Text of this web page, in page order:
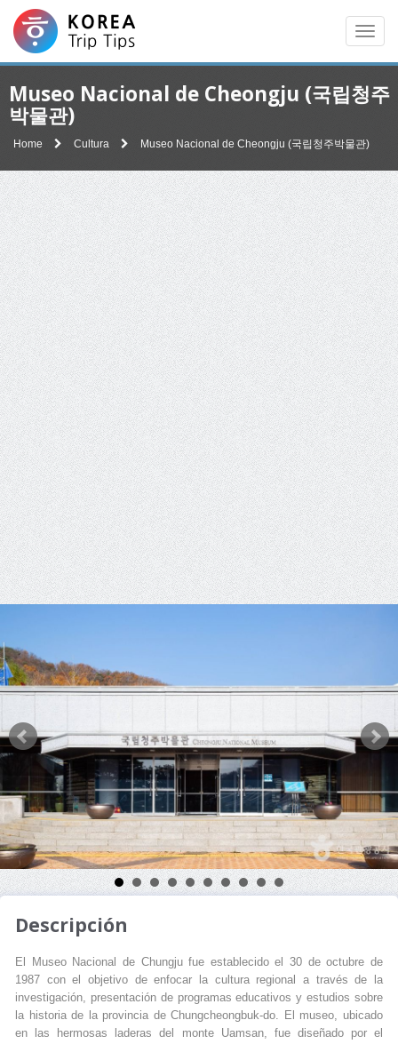
Museo Nacional de Cheongju (국립청주
박물관)
Home Cultura Museo Nacional de Cheongju (국립청주박물관)
Descripción
El Museo Nacional de Chungju fue establecido el 30 de octubre de
1987 con el objetivo de enfocar la cultura regional a través de la
investigación, presentación de programas educativos y estudios sobre
la historia de la provincia de Chungcheongbuk-do. El museo, ubicado
en las hermosas laderas del monte Uamsan, fue diseñado por el